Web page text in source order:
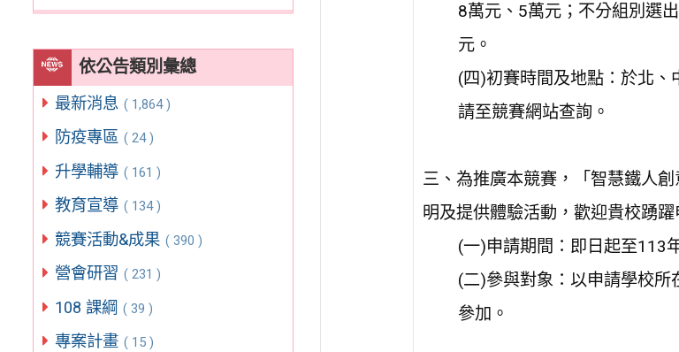
依公告類別彙總
最新消息 ( 1,864 )
防疫專區 ( 24 )
升學輔導 ( 161 )
教育宣導 ( 134 )
競賽活動&成果 ( 390 )
營會研習 ( 231 )
108 課綱 ( 39 )
專案計畫 ( 15 )
8萬元、5萬元；不分組別選
元。
(四)初賽時間及地點：於北、
請至競賽網站查詢。
三、為推廣本競賽，「智慧鐵人
明及提供體驗活動，歡迎貴校踴
(一)申請期間：即日起至113
(二)參與對象：以申請學校
參加。